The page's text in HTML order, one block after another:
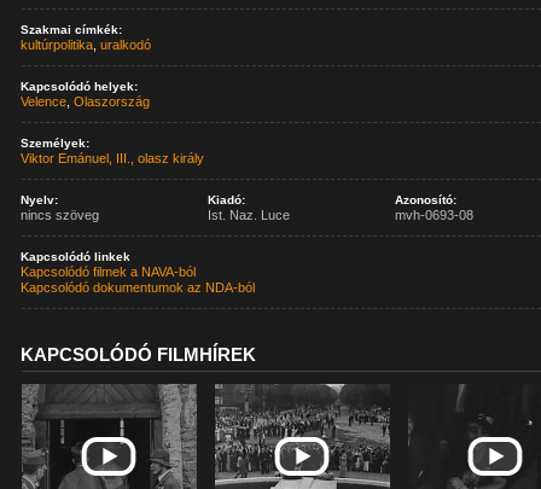
Szakmai címkék:
kultúrpolitika ,uralkodó
Kapcsolódó helyek:
Velence ,Olaszország
Személyek:
Viktor Emánuel, III., olasz király
Nyelv:
nincs szöveg
Kiadó:
Ist. Naz. Luce
Azonosító:
mvh-0693-08
Kapcsolódó linkek
Kapcsolódó filmek a NAVA-ból
Kapcsolódó dokumentumok az NDA-ból
KAPCSOLÓDÓ FILMHÍREK